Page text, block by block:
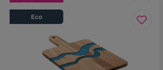
Polecane
Eco